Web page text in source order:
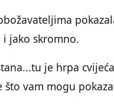
jako skromno.
je hrpa
što vam mogu